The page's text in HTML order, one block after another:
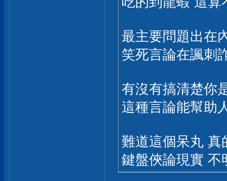
最主要問題出在
笑死言論在諷刺
有沒有搞清楚你
這種言論能幫助
難道這個呆丸 真
鍵盤俠論現實 不